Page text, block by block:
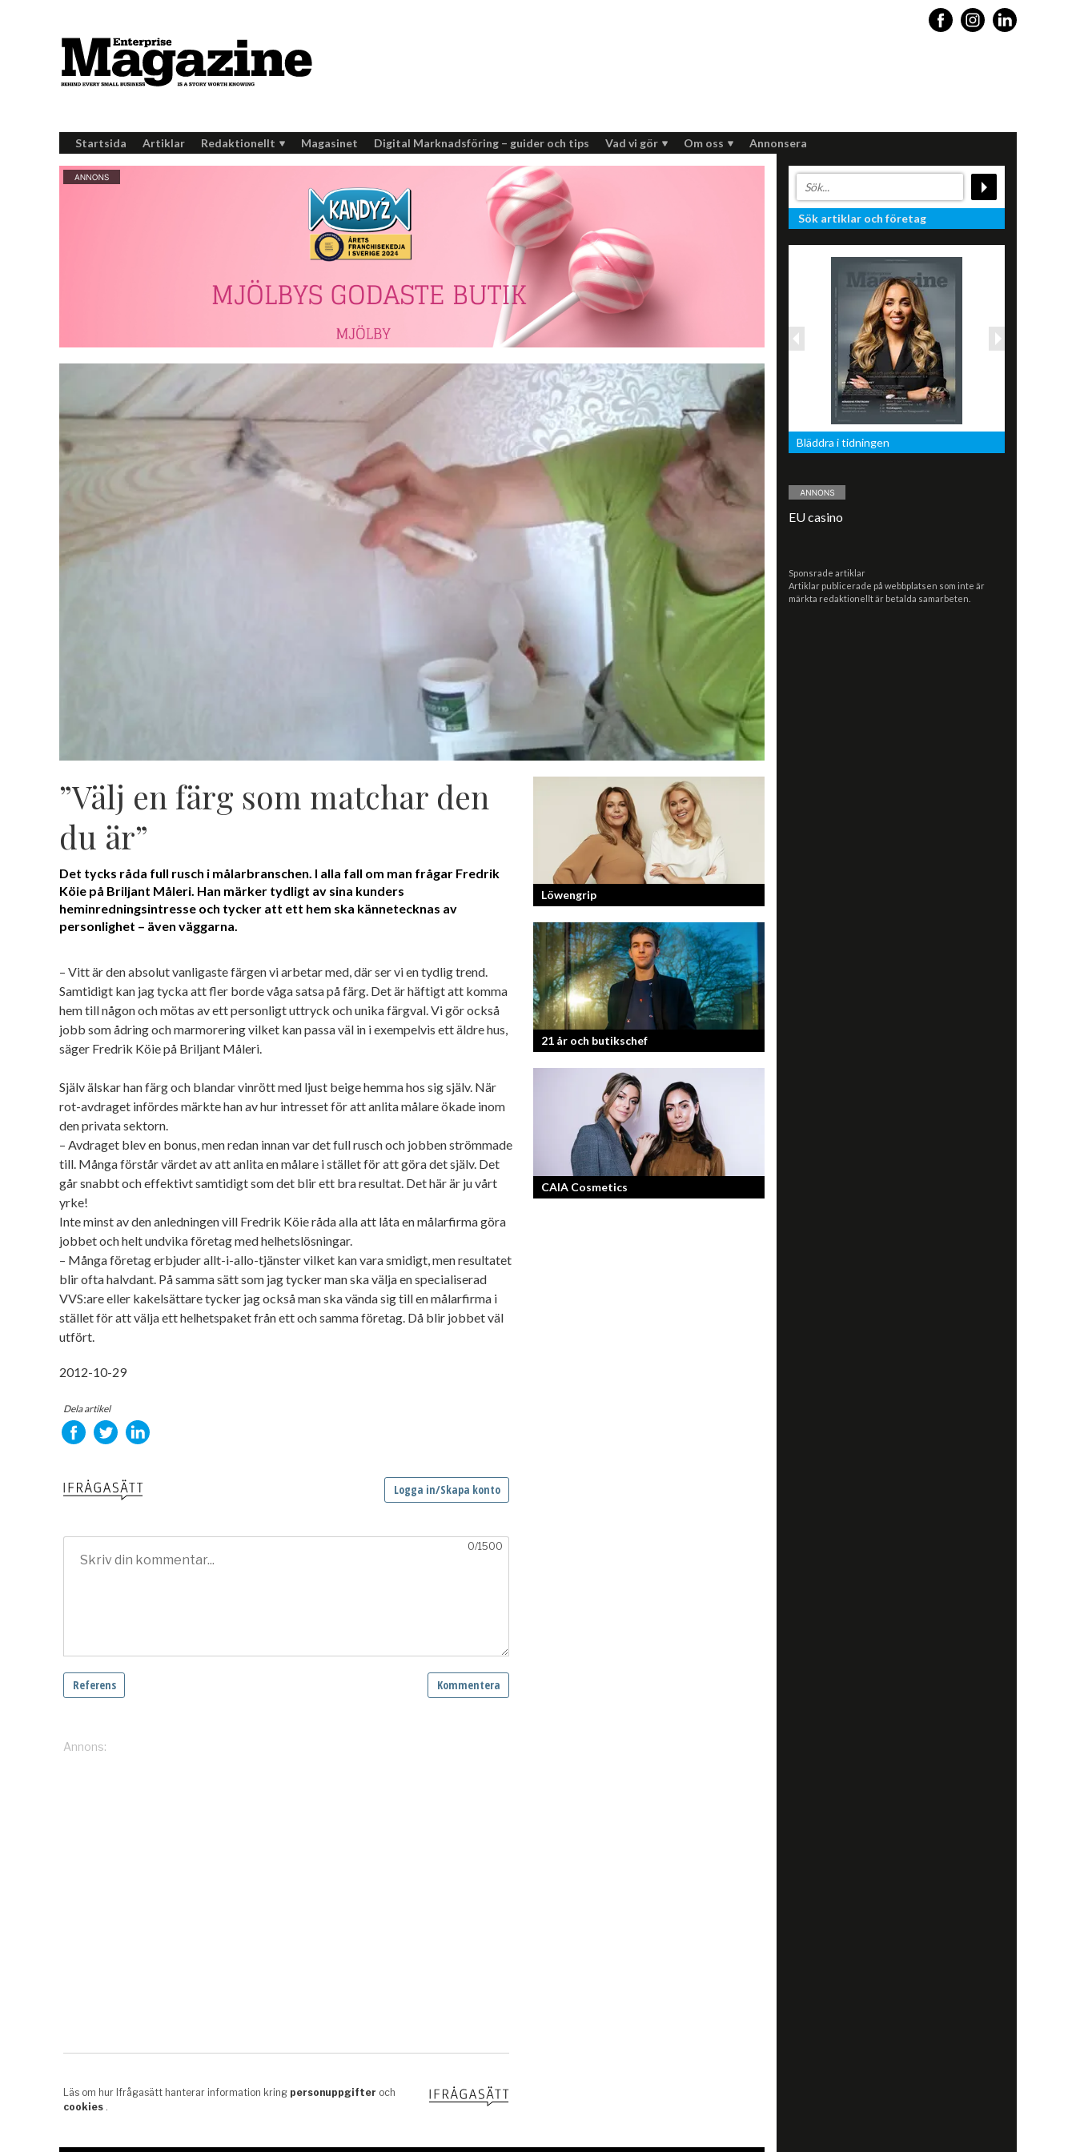
Startsida Artiklar Redaktionellt Magasinet Digital Marknadsföring – guider och tips Vad vi gör Om oss Annonsera
”Välj en färg som matchar den
du är”
Det tycks råda full rusch i målarbranschen. I alla fall om man frågar Fredrik
Köie på Briljant Måleri. Han märker tydligt av sina kunders
heminredningsintresse och tycker att ett hem ska kännetecknas av
personlighet – även väggarna.
– Vitt är den absolut vanligaste färgen vi arbetar med, där ser vi en tydlig trend.
Samtidigt kan jag tycka att fler borde våga satsa på färg. Det är häftigt att komma
hem till någon och mötas av ett personligt uttryck och unika färgval. Vi gör också
jobb som ådring och marmorering vilket kan passa väl in i exempelvis ett äldre hus,
säger Fredrik Köie på Briljant Måleri.
Själv älskar han färg och blandar vinrött med ljust beige hemma hos sig själv. När
rot-avdraget infördes märkte han av hur intresset för att anlita målare ökade inom
den privata sektorn.
– Avdraget blev en bonus, men redan innan var det full rusch och jobben strömmade
till. Många förstår värdet av att anlita en målare i stället för att göra det själv. Det
går snabbt och effektivt samtidigt som det blir ett bra resultat. Det här är ju vårt
yrke!
Inte minst av den anledningen vill Fredrik Köie råda alla att låta en målarfirma göra
jobbet och helt undvika företag med helhetslösningar.
– Många företag erbjuder allt-i-allo-tjänster vilket kan vara smidigt, men resultatet
blir ofta halvdant. På samma sätt som jag tycker man ska välja en specialiserad
VVS:are eller kakelsättare tycker jag också man ska vända sig till en målarfirma i
stället för att välja ett helhetspaket från ett och samma företag. Då blir jobbet väl
utfört.
2012-10-29
Dela artikel
Löwengrip
Från bloggare till influencer och
superentreprenör. En resa som fostrat en
kvinnlig entreprenör med en enormt stark
förankran...
21 år och butikschef
Denis Manasiev Vukotic driver
Teknikmagasinet mot nya framgångar!
CAIA Cosmetics
Sök artiklar och företag
Bläddra i tidningen
EU casino
Sponsrade artiklar
Artiklar publicerade på webbplatsen som inte är
märkta redaktionellt är betalda samarbeten.